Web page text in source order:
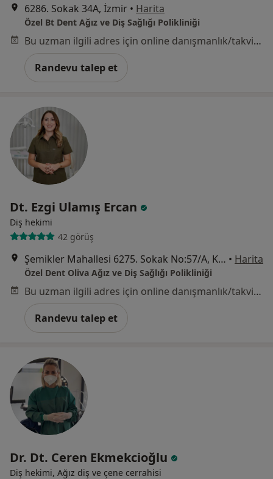
6286. Sokak 34A, İzmir • Harita
Özel Bt Dent Ağız ve Diş Sağlığı Polikliniği
Bu uzman ilgili adres için online danışmanlık/takvim sunmuyor.
Randevu talep et
Dt. Ezgi Ulamış Ercan
Diş hekimi
42 görüş
Şemikler Mahallesi 6275. Sokak No:57/A, Karşıyaka • Harita
Özel Dent Oliva Ağız ve Diş Sağlığı Polikliniği
Bu uzman ilgili adres için online danışmanlık/takvim sunmuyor.
Randevu talep et
Dr. Dt. Ceren Ekmekcioğlu
Diş hekimi, Ağız diş ve çene cerrahisi